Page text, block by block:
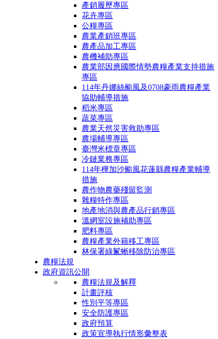
產銷履歷專區
花卉專區
公糧專區
農業產銷班專區
農產品加工專區
農機補助專區
農業部因應國際情勢農糧產業支持措施
專區
114年丹娜絲颱風及0708豪雨農糧產業
協助輔導措施
稻米專區
蔬菜專區
農業天然災害救助專區
農場輔導專區
臺灣米標章專區
冷鏈業務專區
114年樺加沙颱風花蓮縣農糧產業輔導
措施
農作物農藥殘留監測
雜糧特作專區
地產地消與農產品行銷專區
溫網室設施補助專區
肥料專區
農糧產業外籍移工專區
林保署綠鬣蜥移除防治專區
農糧法規
政府資訊公開
農糧法規及解釋
計畫評核
性別平等專區
安全防護專區
政府預算
政策宣導執行情形彙整表